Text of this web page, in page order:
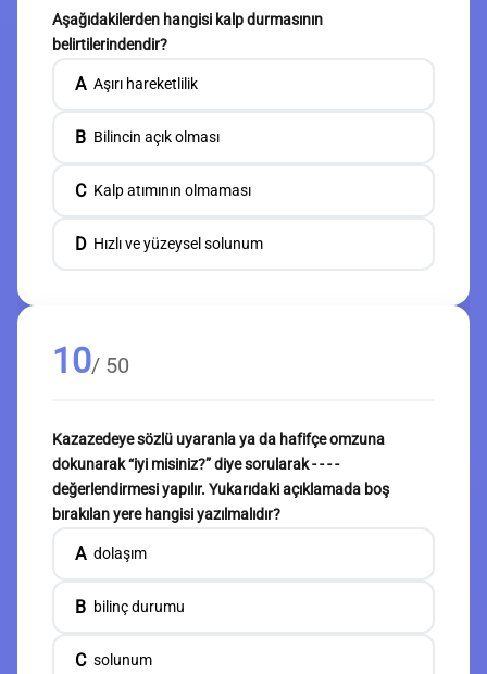
Aşağıdakilerden hangisi kalp durmasının
belirtilerindendir?
A Aşırı hareketlilik
B Bilincin açık olması
C Kalp atımının olmaması
D Hızlı ve yüzeysel solunum
10/ 50
Kazazedeye sözlü uyaranla ya da hafifçe omzuna
dokunarak “iyi misiniz?” diye sorularak - - - -
değerlendirmesi yapılır. Yukarıdaki açıklamada boş
bırakılan yere hangisi yazılmalıdır?
A dolaşım
B bilinç durumu
C solunum